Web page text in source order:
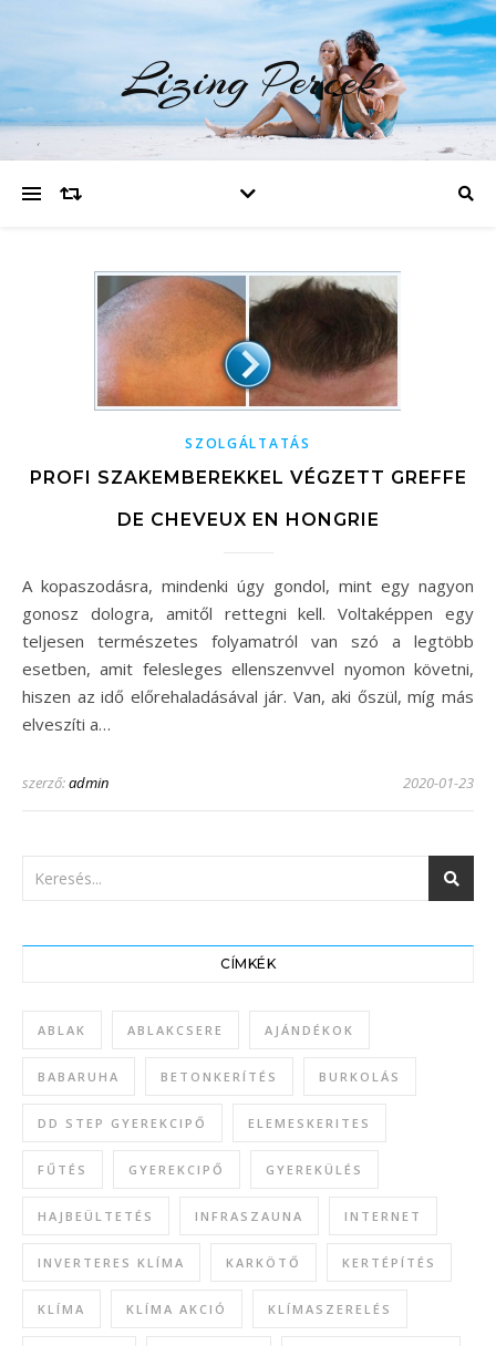
Lizing Percek
SZOLGÁLTATÁS
PROFI SZAKEMBEREKKEL VÉGZETT GREFFE
DE CHEVEUX EN HONGRIE
A kopaszodásra, mindenki úgy gondol, mint egy nagyon
gonosz dologra, amitől rettegni kell. Voltaképpen egy
teljesen természetes folyamatról van szó a legtöbb
esetben, amit felesleges ellenszenvvel nyomon követni,
hiszen az idő előrehaladásával jár. Van, aki őszül, míg más
elveszíti a…
szerző:admin 2020-01-23
CÍMKÉK
ABLAK ABLAKCSERE AJÁNDÉKOK
BABARUHA BETONKERÍTÉS BURKOLÁS
DD STEP GYEREKCIPŐ ELEMESKERITES
FŰTÉS GYEREKCIPŐ GYEREKÜLÉS
HAJBEÜLTETÉS INFRASZAUNA INTERNET
INVERTERES KLÍMA KARKÖTŐ KERTÉPÍTÉS
KLÍMA KLÍMA AKCIÓ KLÍMASZERELÉS